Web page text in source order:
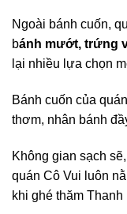
Ngoài bánh cuốn,
bánh mướt, trứng
lại nhiều lựa chọn
Bánh cuốn của
thơm, nhân bánh
Không gian sạch
quán Cô Vui luôn
khi ghé thăm